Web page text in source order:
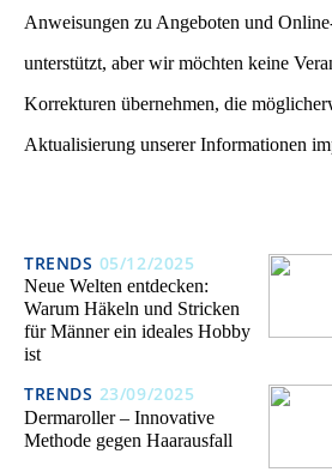
Anweisungen zu Angeboten und
unterstützt, aber wir möchten keine
Korrekturen übernehmen, die
Aktualisierung unserer Informationen
TRENDS 05/12/2025
Neue Welten entdecken:
Warum Häkeln und Stricken
für Männer ein ideales Hobby
ist
TRENDS 23/09/2025
Dermaroller – Innovative
Methode gegen Haarausfall